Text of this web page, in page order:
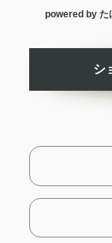
powered by た
シ